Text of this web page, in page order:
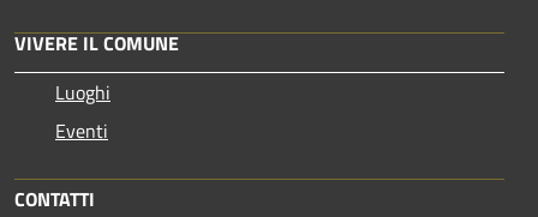
VIVERE IL COMUNE
Luoghi
Eventi
CONTATTI